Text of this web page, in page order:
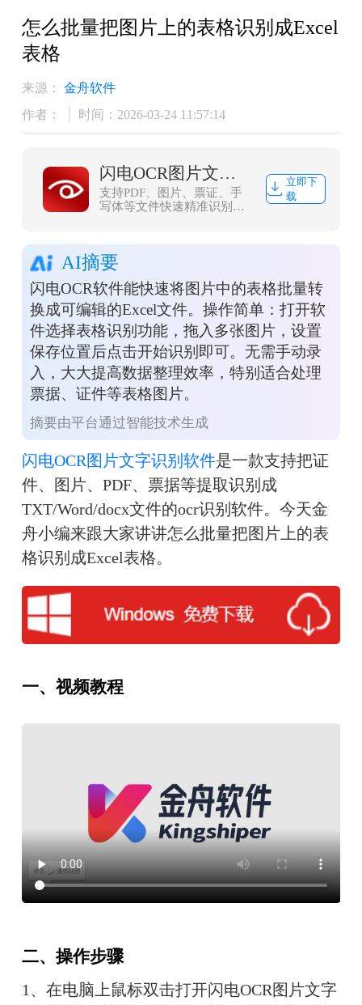
怎么批量把图片上的表格识别成Excel
表格
来源：
金舟软件
作者：
时间：2026-03-24 11:57:14
闪电OCR图片文字识别软件
支持PDF、图片、票证、手
写体等文件快速精准识别给
立即下
载
AI摘要
闪电OCR软件能快速将图片中的表格批量转
换成可编辑的Excel文件。操作简单：打开软
件选择表格识别功能，拖入多张图片，设置
保存位置后点击开始识别即可。无需手动录
入，大大提高数据整理效率，特别适合处理
票据、证件等表格图片。
摘要由平台通过智能技术生成
闪电OCR图片文字识别软件是一款支持把证
件、
图片、PDF、票据等提取识别成
TXT/Word/docx文件的ocr识别软件。今天金
舟小编来跟大家讲讲怎么批量把图片上的表
格识别成Excel表格。
一、视频教程
二、操作步骤
1、在电脑上鼠标双击打开闪电OCR图片文字